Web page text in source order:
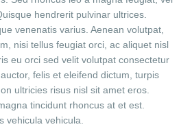
hendrerit pulvinar ultrices.
venenatis varius. Aenean volutpat,
nisi tellus feugiat orci, ac aliquet nisl
eu orci sed velit volutpat consectetur
felis et eleifend dictum, turpis
ultricies risus nisl sit amet eros.
tincidunt rhoncus at et est.
vehicula vehicula.